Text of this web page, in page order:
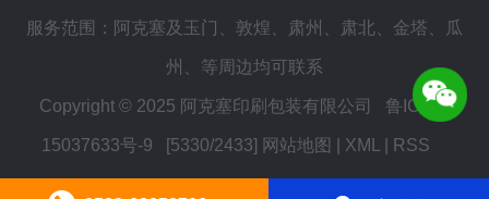
服务范围：阿克塞及 玉门 敦煌 肃州 肃北 金塔 瓜
州 、等周边均可联系
Copyright © 2025 阿克塞印刷包装有限公司 鲁ICP备
15037633号-9 [5330/2433] 网站地图 XML RSS